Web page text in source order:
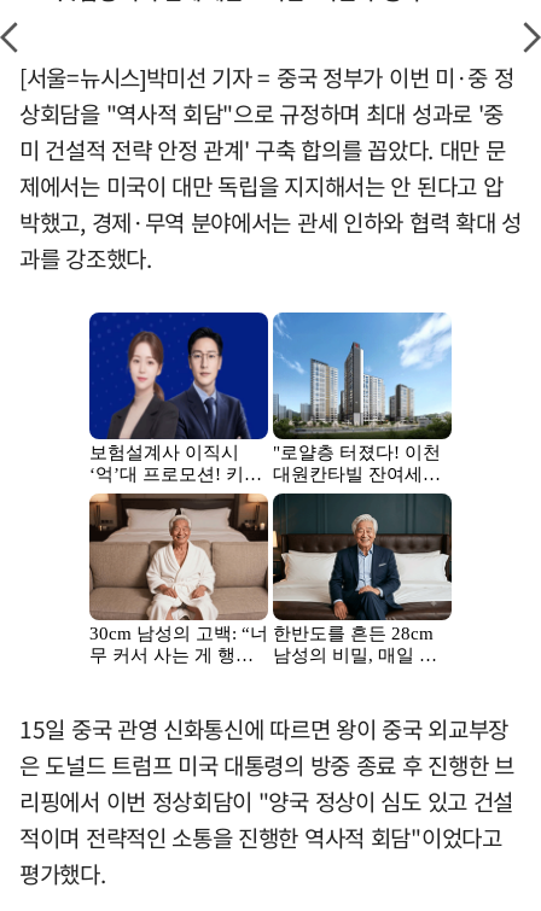
[서울=뉴시스]박미선 기자 = 중국 정부가 이번 미·중 정
상회담을 "역사적 회담"으로 규정하며 최대 성과로 '중
미 건설적 전략 안정 관계' 구축 합의를 꼽았다. 대만 문
제에서는 미국이 대만 독립을 지지해서는 안 된다고 압
박했고, 경제·무역 분야에서는 관세 인하와 협력 확대 성
과를 강조했다.
15일 중국 관영 신화통신에 따르면 왕이 중국 외교부장
은 도널드 트럼프 미국 대통령의 방중 종료 후 진행한 브
리핑에서 이번 정상회담이 "양국 정상이 심도 있고 건설
적이며 전략적인 소통을 진행한 역사적 회담"이었다고
평가했다.